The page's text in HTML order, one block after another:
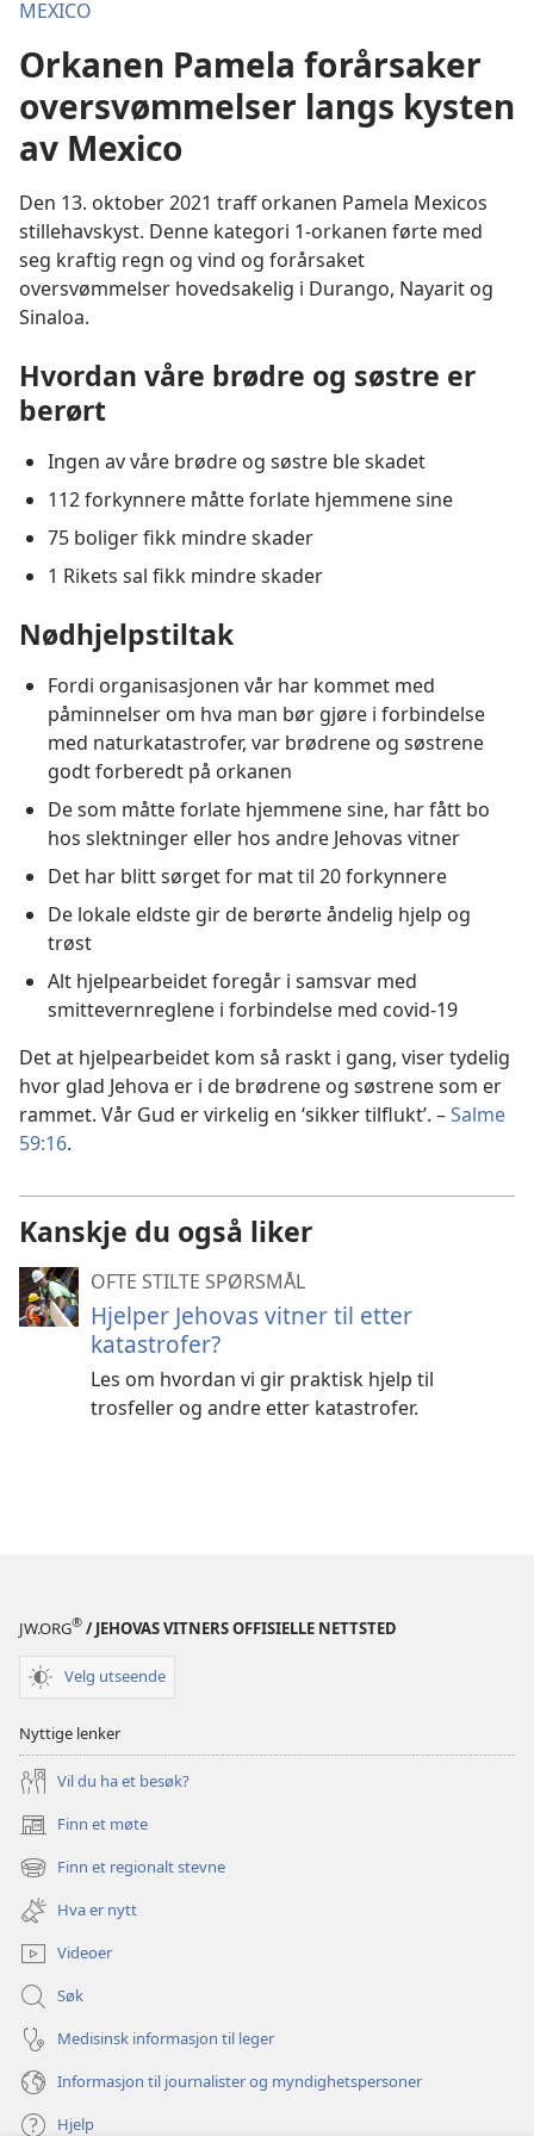
MEXICO
Orkanen Pamela forårsaker
oversvømmelser langs kysten
av Mexico
Den 13. oktober 2021 traff orkanen Pamela Mexicos
stillehavskyst. Denne kategori 1-orkanen førte med
seg kraftig regn og vind og forårsaket
oversvømmelser hovedsakelig i Durango, Nayarit og
Sinaloa.
Hvordan våre brødre og søstre er
berørt
Ingen av våre brødre og søstre ble skadet
112 forkynnere måtte forlate hjemmene sine
75 boliger fikk mindre skader
1 Rikets sal fikk mindre skader
Nødhjelpstiltak
Fordi organisasjonen vår har kommet med
påminnelser om hva man bør gjøre i forbindelse
med naturkatastrofer, var brødrene og søstrene
godt forberedt på orkanen
De som måtte forlate hjemmene sine, har fått bo
hos slektninger eller hos andre Jehovas vitner
Det har blitt sørget for mat til 20 forkynnere
De lokale eldste gir de berørte åndelig hjelp og
trøst
Alt hjelpearbeidet foregår i samsvar med
smittevernreglene i forbindelse med covid-19
Det at hjelpearbeidet kom så raskt i gang, viser tydelig
hvor glad Jehova er i de brødrene og søstrene som er
rammet. Vår Gud er virkelig en ‘sikker tilflukt’. –Salme
59:16.
Kanskje du også liker
OFTE STILTE SPØRSMÅL
Hjelper Jehovas vitner til etter
katastrofer?
Les om hvordan vi gir praktisk hjelp til
trosfeller og andre etter katastrofer.
JW.ORG® / JEHOVAS VITNERS OFFISIELLE NETTSTED
Velg utseende
Nyttige lenker
Vil du ha et besøk?
Finn et møte
(åpner
nytt
vindu)
Finn et regionalt stevne
(åpner
nytt
vindu)
Hva er nytt
Videoer
Søk
Medisinsk informasjon til leger
Informasjon til journalister og myndighetspersoner
Hjelp